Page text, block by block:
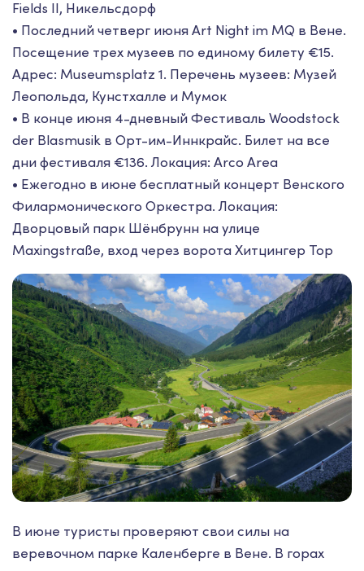
Fields II, Никельсдорф
• Последний четверг июня Art Night im MQ в Вене.
Посещение трех музеев по единому билету €15.
Адрес: Museumsplatz 1. Перечень музеев: Музей
Леопольда, Кунстхалле и Мумок
• В конце июня 4-дневный Фестиваль Woodstock
der Blasmusik в Орт-им-Иннкрайс. Билет на все
дни фестиваля €136. Локация: Arco Area
• Ежегодно в июне бесплатный концерт Венского
Филармонического Оркестра. Локация:
Дворцовый парк Шёнбрунн на улице
Maxingstraße, вход через ворота Хитцингер Тор
В июне туристы проверяют свои силы на
веревочном парке Каленберге в Вене. В горах